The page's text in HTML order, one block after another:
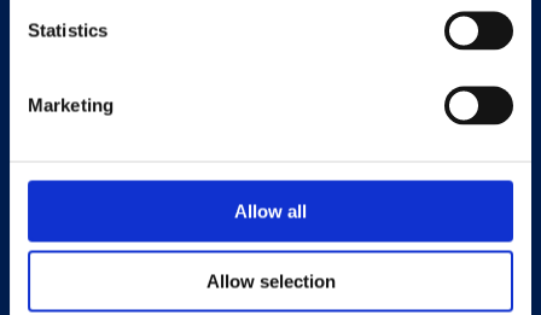
Statistics
Marketing
Allow all
Allow selection
Università eCampus